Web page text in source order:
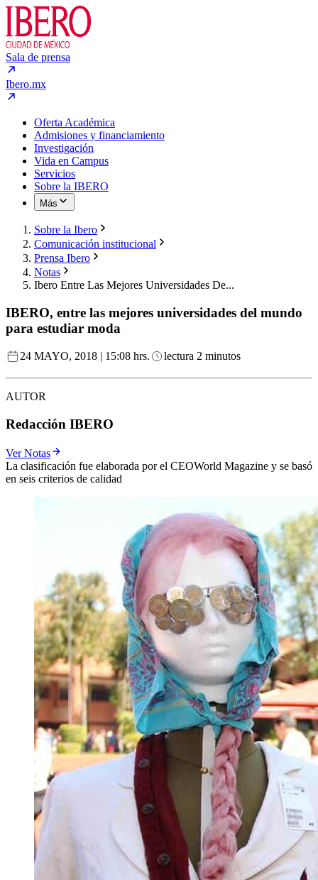
Sala de prensa
Ibero.mx
Oferta Académica
Admisiones y financiamiento
Investigación
Vida en Campus
Servicios
Sobre la IBERO
Más
Sobre la Ibero
Comunicación institucional
Prensa Ibero
Notas
Ibero Entre Las Mejores Universidades De...
IBERO, entre las mejores universidades del mundo
para estudiar moda
24 MAYO, 2018 | 15:08 hrs. lectura 2 minutos
AUTOR
Redacción IBERO
Ver Notas
La clasificación fue elaborada por el CEOWorld Magazine y se basó
en seis criterios de calidad